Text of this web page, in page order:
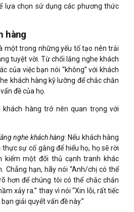
lựa chọn sử dụng các phương thức
hàng
một trong những yếu tố tạo nên trải
tuyệt vời. Từ chối lắng nghe khách
của việc bạn nói “không” với khách
khách hàng kỹ lưỡng để chắc chắn
đề của họ.
hàng trở nên quan trọng với
nghe khách hàng:Nếu khách hàng
sự cố gắng để hiểu họ, họ sẽ rời
kiếm một đối thủ cạnh tranh khác
Chẳng hạn, hãy nói “Anh/chị có thể
hơn để chúng tôi có thể chắc chắn
xảy ra.” thay vì nói“Xin lỗi, rất tiếc
giải quyết vấn đề này.”